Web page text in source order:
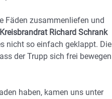
Fäden zusammenliefen und
Kreisbrandrat Richard Schrank
nicht so einfach geklappt. Die
der Trupp sich frei bewegen
haben, kamen uns unter